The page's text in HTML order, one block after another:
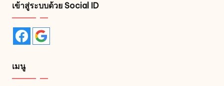
เข้าสู่ระบบด้วย Social ID
เมนู